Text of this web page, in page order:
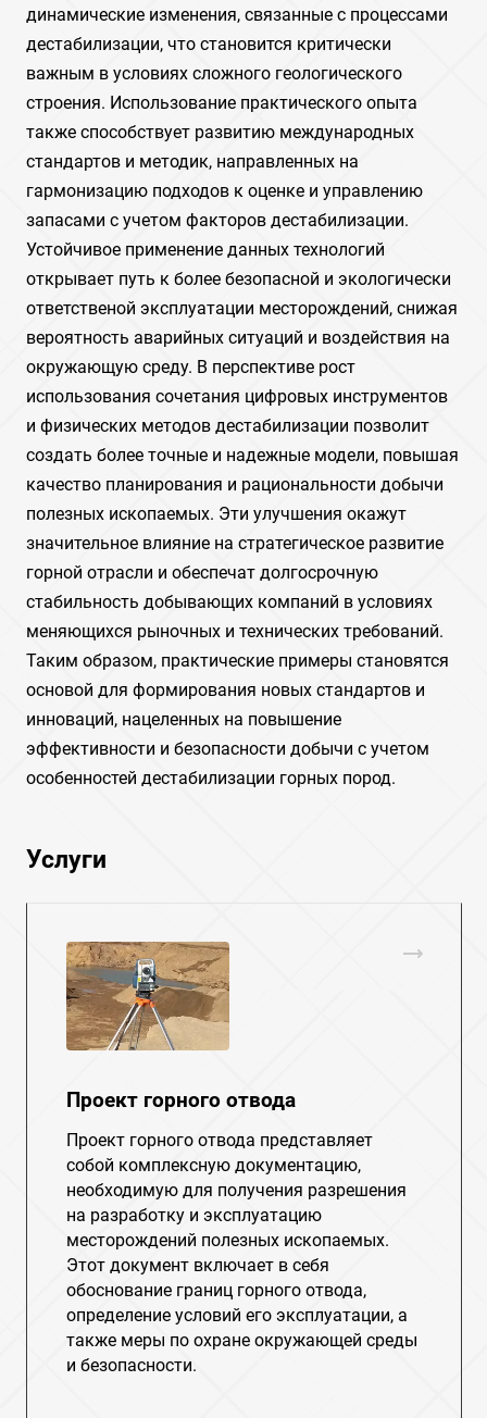
динамические изменения, связанные с процессами
дестабилизации, что становится критически
важным в условиях сложного геологического
строения. Использование практического опыта
также способствует развитию международных
стандартов и методик, направленных на
гармонизацию подходов к оценке и управлению
запасами с учетом факторов дестабилизации.
Устойчивое применение данных технологий
открывает путь к более безопасной и экологически
ответственой эксплуатации месторождений, снижая
вероятность аварийных ситуаций и воздействия на
окружающую среду. В перспективе рост
использования сочетания цифровых инструментов
и физических методов дестабилизации позволит
создать более точные и надежные модели, повышая
качество планирования и рациональности добычи
полезных ископаемых. Эти улучшения окажут
значительное влияние на стратегическое развитие
горной отрасли и обеспечат долгосрочную
стабильность добывающих компаний в условиях
меняющихся рыночных и технических требований.
Таким образом, практические примеры становятся
основой для формирования новых стандартов и
инноваций, нацеленных на повышение
эффективности и безопасности добычи с учетом
особенностей дестабилизации горных пород.
Услуги
Проект горного отвода
Проект горного отвода представляет
собой комплексную документацию,
необходимую для получения разрешения
на разработку и эксплуатацию
месторождений полезных ископаемых.
Этот документ включает в себя
обоснование границ горного отвода,
определение условий его эксплуатации, а
также меры по охране окружающей среды
и безопасности.